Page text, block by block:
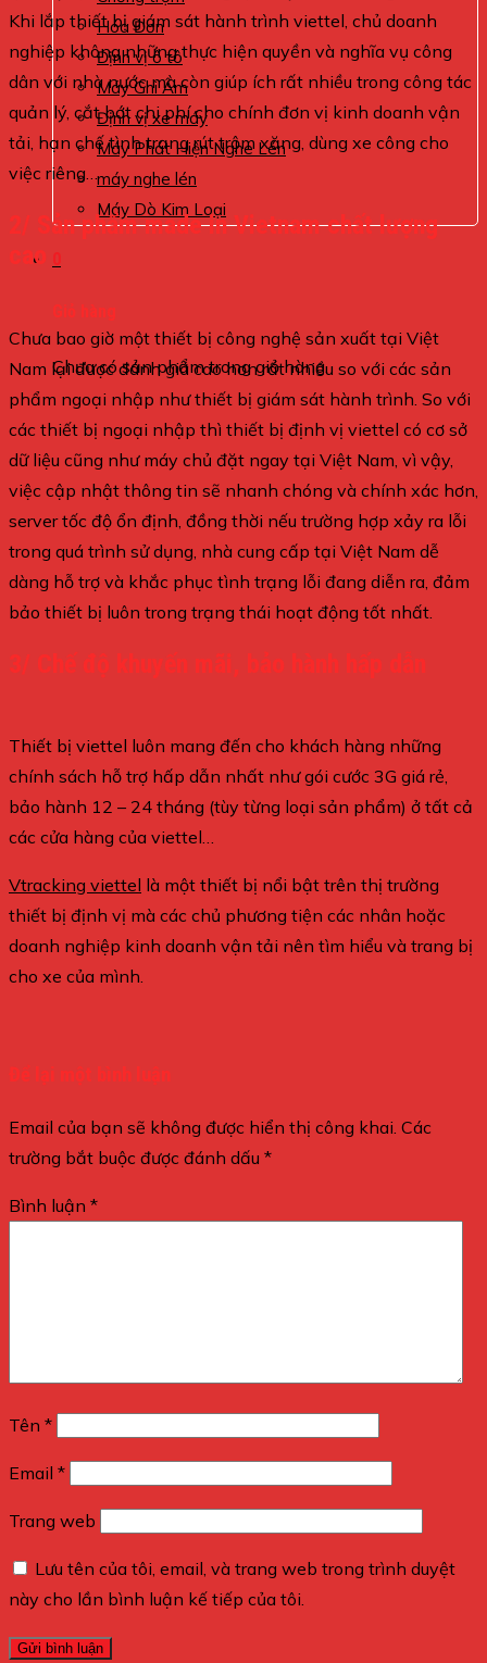
Hóa Đơn
Định vị ô tô
Máy Ghi Âm
Định vị xe máy
Máy Phát Hiện Nghe Lén
máy nghe lén
Máy Dò Kim Loại
0
Giỏ hàng
Chưa có sản phẩm trong giỏ hàng.
Khi lắp thiết bị giám sát hành trình viettel, chủ doanh
nghiệp không những thực hiện quyền và nghĩa vụ công
dân với nhà nước mà còn giúp ích rất nhiều trong công tác
quản lý, cắt bớt chi phí cho chính đơn vị kinh doanh vận
tải, hạn chế tình trạng rút trộm xăng, dùng xe công cho
việc riêng…
2/ Sản phẩm made in Vietnam chất lượng
cao
Chưa bao giờ một thiết bị công nghệ sản xuất tại Việt
Nam lại được đánh giá cao hơn rất nhiều so với các sản
phẩm ngoại nhập như thiết bị giám sát hành trình. So với
các thiết bị ngoại nhập thì thiết bị định vị viettel có cơ sở
dữ liệu cũng như máy chủ đặt ngay tại Việt Nam, vì vậy,
việc cập nhật thông tin sẽ nhanh chóng và chính xác hơn,
server tốc độ ổn định, đồng thời nếu trường hợp xảy ra lỗi
trong quá trình sử dụng, nhà cung cấp tại Việt Nam dễ
dàng hỗ trợ và khắc phục tình trạng lỗi đang diễn ra, đảm
bảo thiết bị luôn trong trạng thái hoạt động tốt nhất.
3/ Chế độ khuyến mãi, bảo hành hấp dẫn
Thiết bị viettel luôn mang đến cho khách hàng những
chính sách hỗ trợ hấp dẫn nhất như gói cước 3G giá rẻ,
bảo hành 12 – 24 tháng (tùy từng loại sản phẩm) ở tất cả
các cửa hàng của viettel…
Vtracking viettel là một thiết bị nổi bật trên thị trường
thiết bị định vị mà các chủ phương tiện các nhân hoặc
doanh nghiệp kinh doanh vận tải nên tìm hiểu và trang bị
cho xe của mình.
Để lại một bình luận
Email của bạn sẽ không được hiển thị công khai. Các
trường bắt buộc được đánh dấu *
Bình luận *
Tên *
Email *
Trang web
Lưu tên của tôi, email, và trang web trong trình duyệt
này cho lần bình luận kế tiếp của tôi.